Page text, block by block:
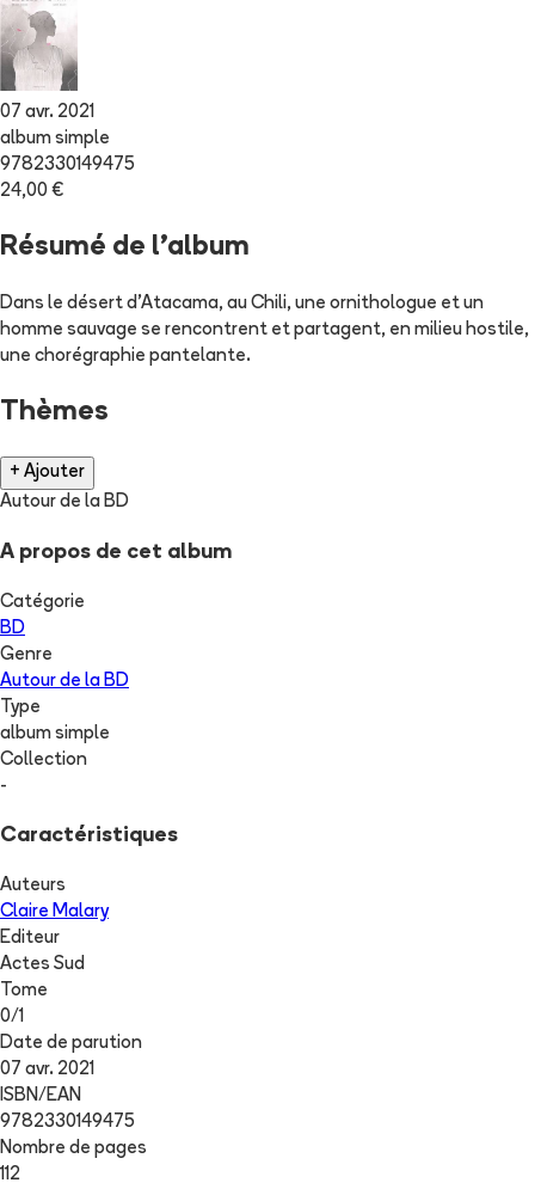
07 avr. 2021
album simple
9782330149475
24,00 €
Résumé de l'album
Dans le désert d'Atacama, au Chili, une ornithologue et un
homme sauvage se rencontrent et partagent, en milieu hostile,
une chorégraphie pantelante.
Thèmes
+ Ajouter
Autour de la BD
A propos de cet album
Catégorie
BD
Genre
Autour de la BD
Type
album simple
Collection
-
Caractéristiques
Auteurs
Claire Malary
Editeur
Actes Sud
Tome
0/1
Date de parution
07 avr. 2021
ISBN/EAN
9782330149475
Nombre de pages
112